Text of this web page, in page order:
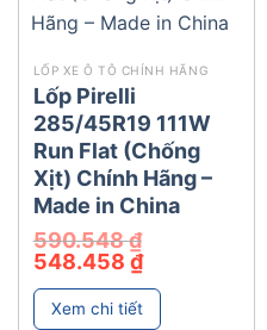
LỐP XE Ô TÔ CHÍNH HÃNG
Lốp Pirelli
285/45R19 111W
Run Flat (Chống
Xịt) Chính Hãng –
Made in China
590.548₫
Giá
gốc
là:
590.548 ₫.
548.458 ₫Giá
hiện
tại
là:
548.458 ₫.
Xem chi tiết